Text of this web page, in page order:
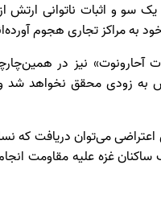
یک سو و اثبات ناتوانی ارتش
به مراکز تجاری هجوم
آحارونوت» نیز در
اعتراضی می‌توان دریافت
غزه علیه مقاومت